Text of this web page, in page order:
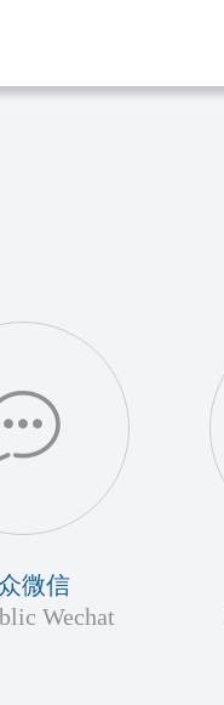
微信
Wechat